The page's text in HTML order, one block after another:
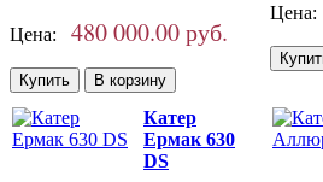
Цена: 480 000.00 руб.
Цена:
Катер
Ермак 630
DS